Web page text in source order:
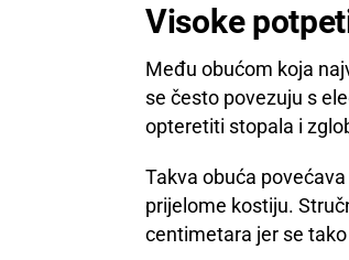
Visoke
Među obućom koja
se često povezuju s
opteretiti stopala i
Takva obuća
prijelome kostiju.
centimetara jer se